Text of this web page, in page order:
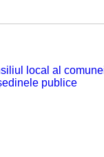
local al
publice